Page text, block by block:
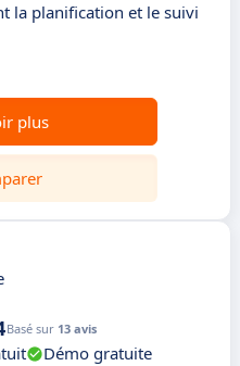
la planification et le suivi
plus
Basé sur 13 avis
Démo gratuite